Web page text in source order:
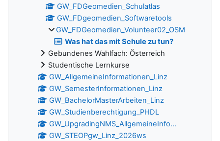
GW_FDGeomedien_Schulatlas
GW_FDgeomedien_Softwaretools
GW_FDGeomedien_Volunteer02_OSM
Was hat das mit Schule zu tun?
Gebundenes Wahlfach: Österreich
Studentische Lernkurse
GW_AllgemeineInformationen_Linz
GW_SemesterInformationen_Linz
GW_BachelorMasterArbeiten_Linz
GW_Studienberechtigung_PHDL
GW_UpgradingNMS_AllgemeineInfo...
GW_STEOPgw_Linz_2026ws